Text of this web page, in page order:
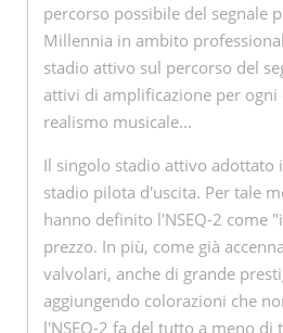
percorso possibile del segnale
Millennia in ambito
stadio attivo sul percorso del
attivi di amplificazione per ogni
realismo musicale...
Il singolo stadio attivo adottato
stadio pilota d'uscita. Per tale
hanno definito l'NSEQ-2 come
prezzo. In più, come già
valvolari, anche di grande
aggiungendo colorazioni che
l'NSEQ-2 fa del tutto a meno